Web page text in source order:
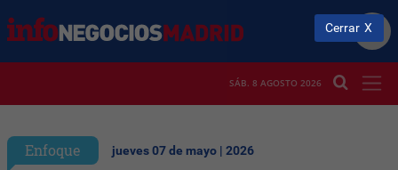
SÁB. 8 AGOSTO 2026
Enfoque jueves 07 de mayo | 2026
Cerrar